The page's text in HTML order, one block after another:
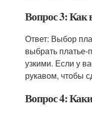
Вопрос 3: Как
Ответ: Выбор
выбрать
узкими. Если у
рукавом, чтобы
Вопрос 4: